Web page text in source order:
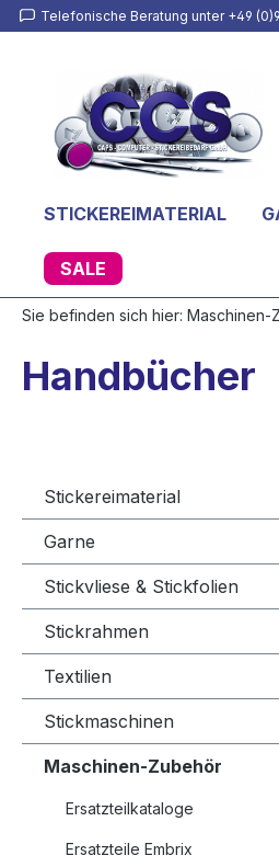
springen
Telefonische Beratung unter +49
STICKEREIMATERIAL
SALE
Sie befinden sich hier: Maschinen-
Handbücher
Stickereimaterial
Garne
Stickvliese & Stickfolien
Stickrahmen
Textilien
Stickmaschinen
Maschinen-Zubehör
Ersatzteilkataloge
Ersatzteile Embrix